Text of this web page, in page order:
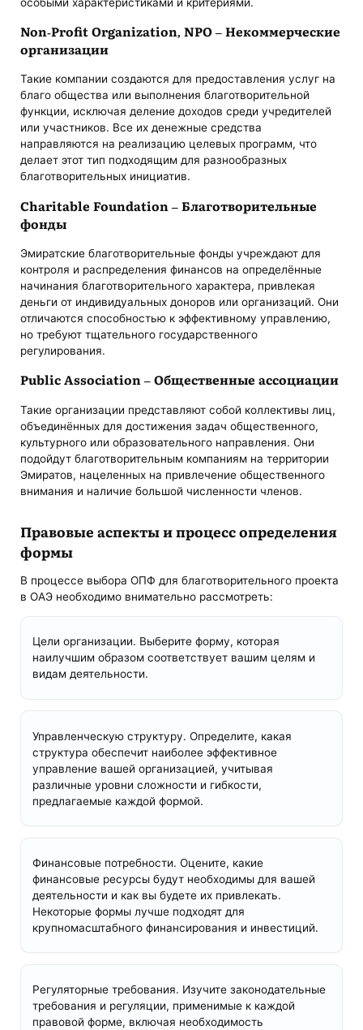
Non-Profit Organization, NPO ‒ Некоммерческие
организации
Такие компании создаются для предоставления услуг на
благо общества или выполнения благотворительной
функции, исключая деление доходов среди учредителей
или участников. Все их денежные средства
направляются на реализацию целевых программ, что
делает этот тип подходящим для разнообразных
благотворительных инициатив.
Charitable Foundation ‒ Благотворительные
фонды
Эмиратские благотворительные фонды учреждают для
контроля и распределения финансов на определённые
начинания благотворительного характера, привлекая
деньги от индивидуальных доноров или организаций. Они
отличаются способностью к эффективному управлению,
но требуют тщательного государственного
регулирования.
Public Association ‒ Общественные ассоциации
Такие организации представляют собой коллективы лиц,
объединённых для достижения задач общественного,
культурного или образовательного направления. Они
подойдут благотворительным компаниям на территории
Эмиратов, нацеленных на привлечение общественного
внимания и наличие большой численности членов.
Правовые аспекты и процесс определения
формы
В процессе выбора ОПФ для благотворительного проекта
в ОАЭ необходимо внимательно рассмотреть:
Цели организации. Выберите форму, которая
наилучшим образом соответствует вашим целям и
видам деятельности.
Управленческую структуру. Определите, какая
структура обеспечит наиболее эффективное
управление вашей организацией, учитывая
различные уровни сложности и гибкости,
предлагаемые каждой формой.
Финансовые потребности. Оцените, какие
финансовые ресурсы будут необходимы для вашей
деятельности и как вы будете их привлекать.
Некоторые формы лучше подходят для
крупномасштабного финансирования и инвестиций.
Регуляторные требования. Изучите законодательные
требования и регуляции, применимые к каждой
правовой форме, включая необходимость